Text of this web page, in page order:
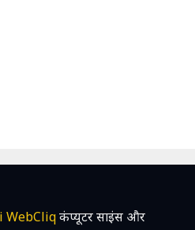
WebCliqकंप्यूटर साइंस और